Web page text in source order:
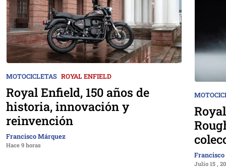
MOTOCICLETAS ROYAL ENFIELD
Royal Enfield, 150 años de
historia, innovación y
reinvención
Francisco Márquez
Hace 9 horas
Julio 15 ,